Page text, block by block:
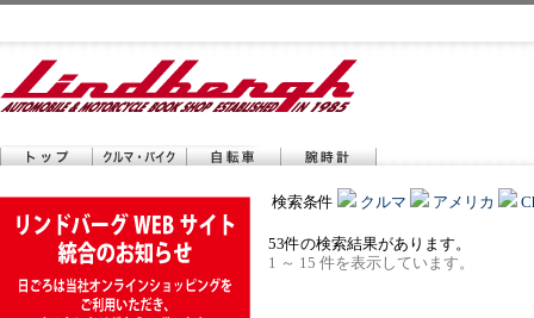
検索条件 クルマ アメリカ
53件の検索結果があります。
1 ～ 15 件を表示しています。